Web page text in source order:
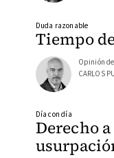
Tiempo
Duda razonable
Opinión de
CARLOS
Derecho
Día con día